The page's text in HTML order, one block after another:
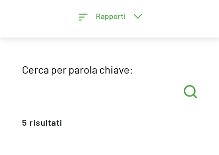
Rapporti
Cerca per parola chiave:
5 risultati